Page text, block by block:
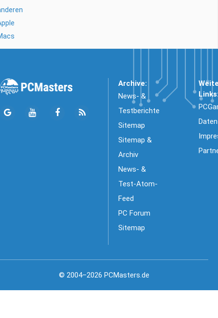
Archive:
News- &
Testberichte
Sitemap
Sitemap &
Archiv
News- &
Test-Atom-
Feed
PC Forum
Sitemap
© 2004–2026 PCMasters.de